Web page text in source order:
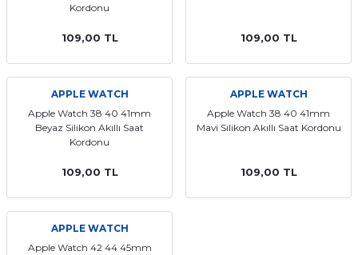
Kordonu
109,00 TL 109,00 TL
APPLE WATCH
Apple Watch 38 40 41mm
Beyaz Silikon Akıllı Saat
Kordonu
109,00 TL
APPLE WATCH
Apple Watch 38 40 41mm
Mavi Silikon Akıllı Saat Kordonu
109,00 TL
APPLE WATCH
Apple Watch 42 44 45mm